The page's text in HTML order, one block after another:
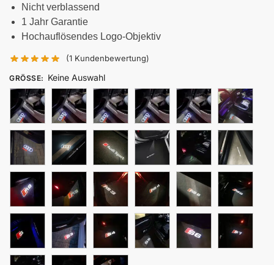
Nicht verblassend
1 Jahr Garantie
Hochauflösendes Logo-Objektiv
(1 Kundenbewertung)
GRÖSSE : Keine Auswahl